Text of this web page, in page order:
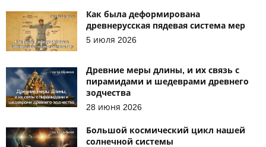
Как была деформирована
древнерусская пядевая система мер
5 июля 2026
Древние меры длины, и их связь с
пирамидами и шедеврами древнего
зодчества
28 июня 2026
Большой космический цикл нашей
солнечной системы